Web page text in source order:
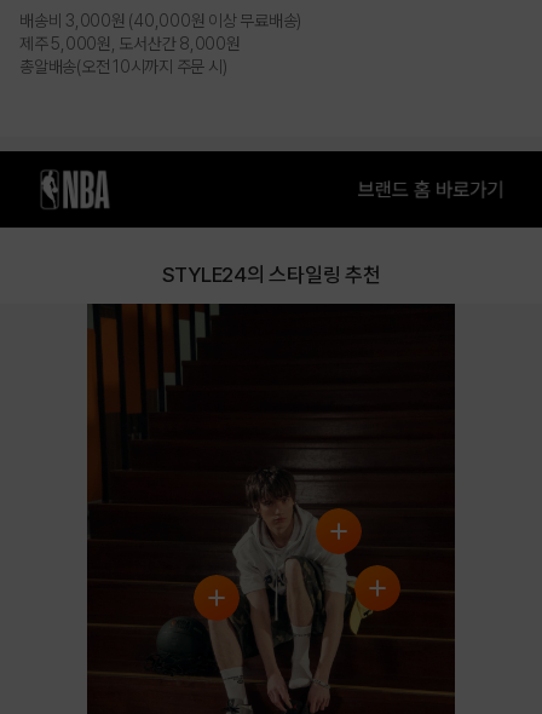
배송비 3,000원 (40,000원 이상 무료배송)
제주 5,000원, 도서산간 8,000원
총알배송(오전 10시까지 주문 시)
STYLE24의 스타일링 추천